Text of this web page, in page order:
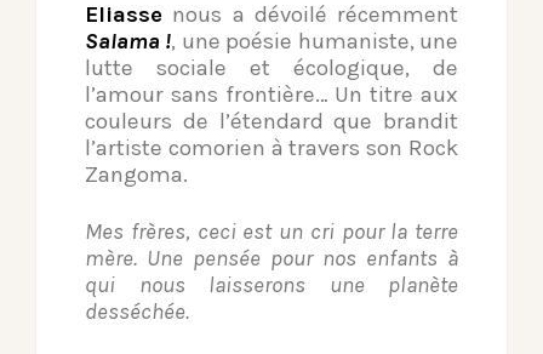
Eliasse nous a dévoilé récemment
Salama !, une poésie humaniste, une
lutte sociale et écologique, de
l’amour sans frontière… Un titre aux
couleurs de l’étendard que brandit
l’artiste comorien à travers son Rock
Zangoma.
Mes frères, ceci est un cri pour la terre
mère. Une pensée pour nos enfants à
qui nous laisserons une planète
desséchée.